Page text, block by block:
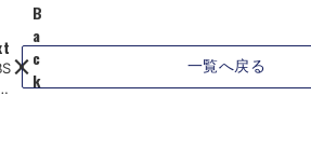
B
a
c
k
一覧へ戻る